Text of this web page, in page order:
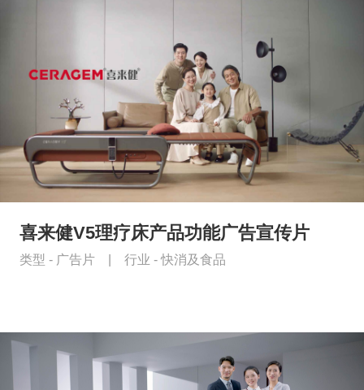
喜来健V5理疗床产品功能广告宣传片
类型 - 广告片 行业 -快消及食品